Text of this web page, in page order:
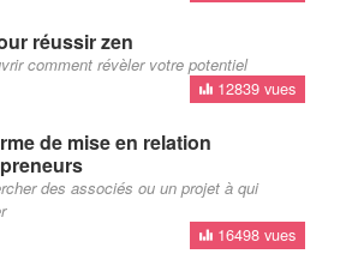
réussir zen
comment révèler votre potentiel
12839 vues
de mise en relation
des associés ou un projet à qui
16498 vues